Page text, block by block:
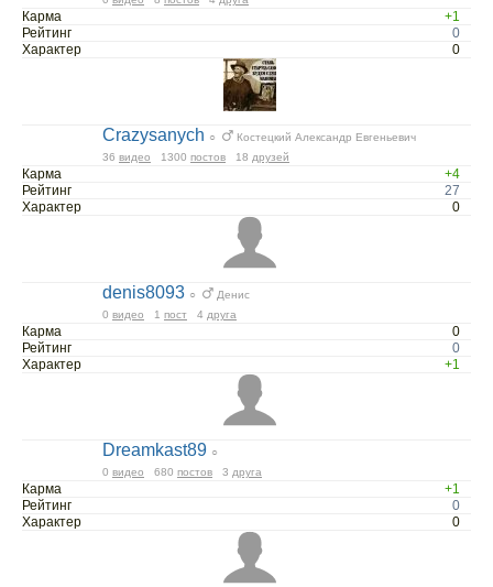
Карма
+1
Рейтинг
0
Характер
0
Crazysanych ○
Костецкий Александр Евгеньевич
36 видео 1300 постов 18 друзей
Карма
+4
Рейтинг
27
Характер
0
denis8093 ○
Денис
0 видео 1 пост 4 друга
Карма
0
Рейтинг
0
Характер
+1
Dreamkast89 ○
0 видео 680 постов 3 друга
Карма
+1
Рейтинг
0
Характер
0